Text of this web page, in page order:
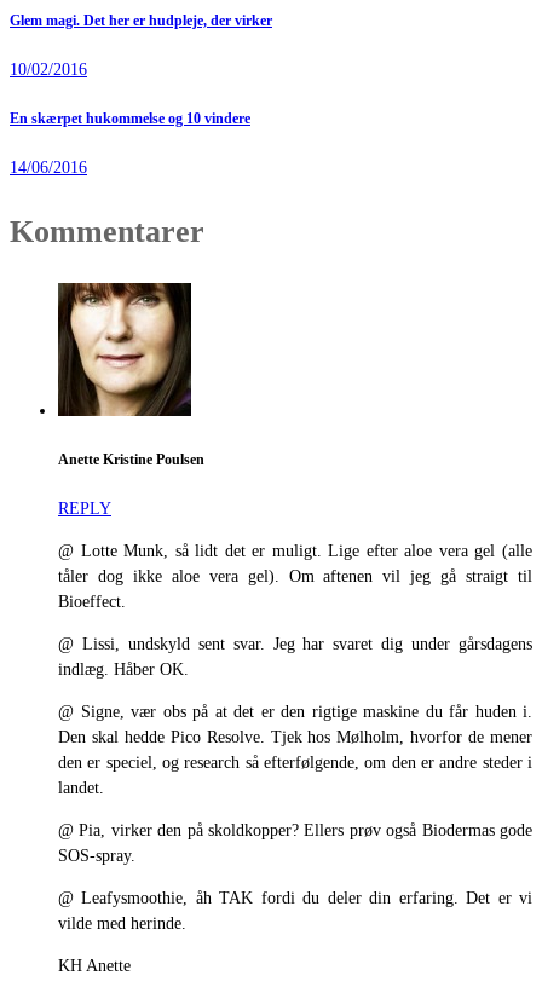
Glem magi. Det her er hudpleje, der virker
10/02/2016
En skærpet hukommelse og 10 vindere
14/06/2016
Kommentarer
Anette Kristine Poulsen
REPLY
@ Lotte Munk, så lidt det er muligt. Lige efter aloe vera gel (alle
tåler dog ikke aloe vera gel). Om aftenen vil jeg gå straigt til
Bioeffect.
@ Lissi, undskyld sent svar. Jeg har svaret dig under gårsdagens
indlæg. Håber OK.
@ Signe, vær obs på at det er den rigtige maskine du får huden i.
Den skal hedde Pico Resolve. Tjek hos Mølholm, hvorfor de mener
den er speciel, og research så efterfølgende, om den er andre steder i
landet.
@ Pia, virker den på skoldkopper? Ellers prøv også Biodermas gode
SOS-spray.
@ Leafysmoothie, åh TAK fordi du deler din erfaring. Det er vi
vilde med herinde.
KH Anette